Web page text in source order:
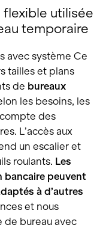
utilisée
temporaire
avec système Ce
tailles et plans
de bureaux
les besoins, les
des
L’accès aux
un escalier et
roulants. Les
peuvent
à d’autres
et nous
de bureau avec